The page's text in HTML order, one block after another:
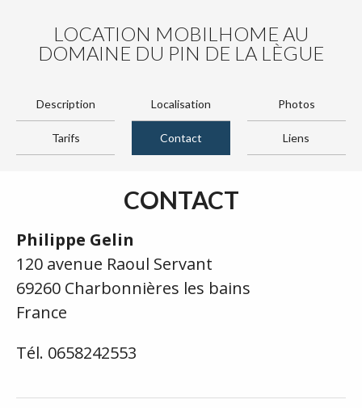
LOCATION MOBILHOME AU
DOMAINE DU PIN DE LA LÈGUE
Description Localisation Photos
Tarifs Contact Liens
CONTACT
Philippe Gelin
120 avenue Raoul Servant
69260 Charbonnières les bains
France
Tél. 0658242553